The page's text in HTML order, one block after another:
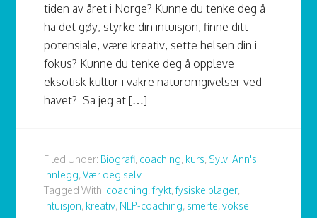
tiden av året i Norge? Kunne du tenke deg å
ha det gøy, styrke din intuisjon, finne ditt
potensiale, være kreativ, sette helsen din i
fokus? Kunne du tenke deg å oppleve
eksotisk kultur i vakre naturomgivelser ved
havet? Sa jeg at […]
Filed Under: Biografi, coaching, kurs, Sylvi Ann's
innlegg,Vær deg selv
Tagged With: coaching,frykt,fysiske plager,
intuisjon, kreativ, NLP-coaching, smerte,vokse